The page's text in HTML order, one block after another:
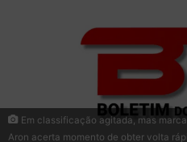
Em classificação agitada, mas
Aron acerta momento de obter volta